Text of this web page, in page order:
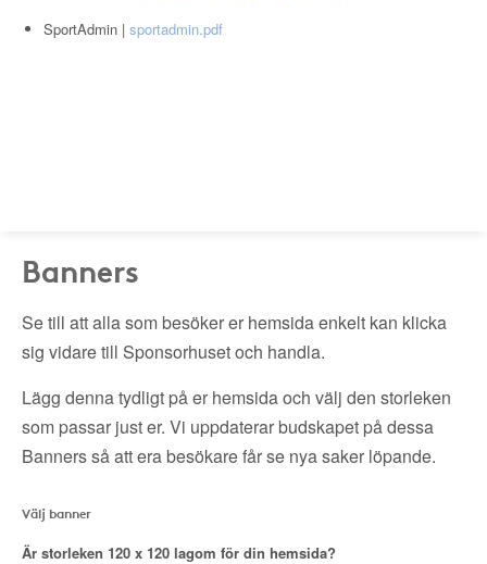
SportAdmin | sportadmin.pdf
Banners
Se till att alla som besöker er hemsida enkelt kan klicka
sig vidare till Sponsorhuset och handla.
Lägg denna tydligt på er hemsida och välj den storleken
som passar just er. Vi uppdaterar budskapet på dessa
Banners så att era besökare får se nya saker löpande.
Välj banner
Är storleken 120 x 120 lagom för din hemsida?